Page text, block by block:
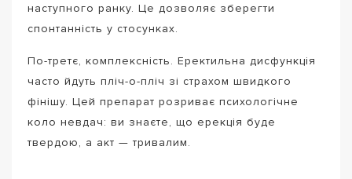
наступного ранку. Це дозволяє зберегти
спонтанність у стосунках.
По-третє, комплексність. Еректильна дисфункція
часто йдуть пліч-о-пліч зі страхом швидкого
фінішу. Цей препарат розриває психологічне
коло невдач: ви знаєте, що ерекція буде
твердою, а акт — тривалим.